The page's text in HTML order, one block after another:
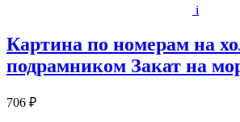
i
Картина по номерам на
подрамником Закат на
706 ₽